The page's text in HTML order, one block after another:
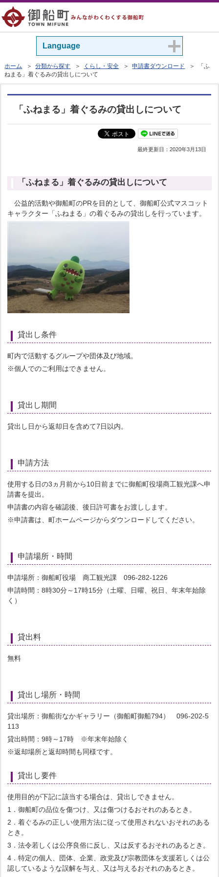
Language
ホーム ＞分類から探す ＞ くらし・安全 ＞申請書ダウンロード
＞ 「ふ
ねまる」着ぐるみの貸出しについて
「ふねまる」着ぐるみの貸出しについて
最終更新日：2020年3月13日
「ふねまる」着ぐるみの貸出しについて
公益的活動や御船町のPRを目的として、御船町公式マスコット
キャラクター「ふねまる」の着ぐるみの貸出しを行っています。
貸出し条件
町内で活動するグループや団体及び地域。
※個人でのご利用はできません。
貸出し期間
貸出し日から返却日を含めて7日以内。
申請方法
使用する日の3ヵ月前から10日前までに御船町役場商工観光課へ申
請書を提出。
申請書の内容を確認後、後日許可書をお渡しします。
※申請書は、町ホームページからダウンロードしてください。
申請場所・時間
申請場所：御船町役場 商工観光課 096-282-1226
申請時間：8時30分～17時15分（土曜、日曜、祝日、年末年始除
く）
貸出料
無料
貸出し場所・時間
貸出場所：御船街なかギャラリー（御船町御船794） 096-202-5
113
貸出時間：9時～17時 ※年末年始除く
※返却場所と返却時間も同様です。
貸出し要件
使用目的が下記に該当する場合は、貸出しできません。
1．御船町の品位を傷つけ、又は傷つけるおそれのあるとき。
2．着ぐるみの正しい使用方法に従って使用されないおそれのある
とき。
3．法令若しくは公序良俗に反し、又は反するおそれのあるとき。
4．特定の個人、団体、企業、政党及び宗教団体を支援若しくは公
認しているような誤解を与え、又は与えるおそれのあるとき。